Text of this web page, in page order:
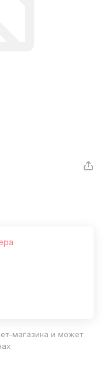
магазина и может